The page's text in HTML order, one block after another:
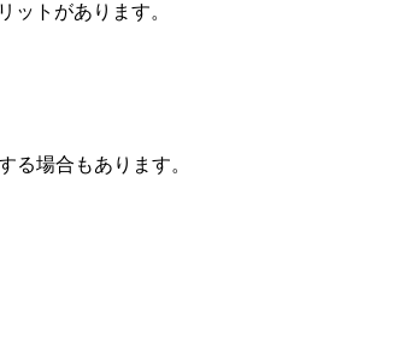
ットがあります。
る場合もあります。